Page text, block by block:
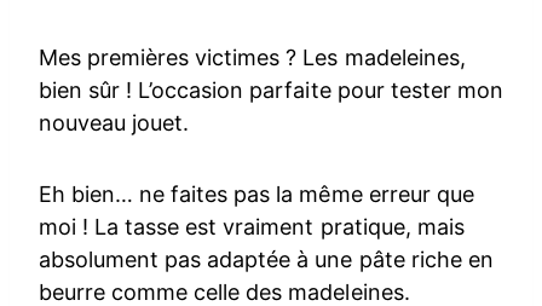
Mes premières victimes ? Les madeleines,
bien sûr ! L’occasion parfaite pour tester mon
nouveau jouet.
Eh bien… ne faites pas la même erreur que
moi ! La tasse est vraiment pratique, mais
absolument pas adaptée à une pâte riche en
beurre comme celle des madeleines.